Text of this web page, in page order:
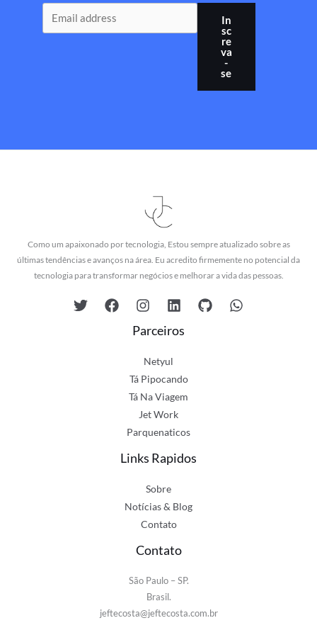
In
sc
re
va
-
se
Como um apaixonado por tecnologia, Estou sempre atualizado sobre as
últimas tendências e avanços na área. Eu acredito firmemente no potencial da
tecnologia para transformar negócios e melhorar a vida das pessoas.
Parceiros
Netyul
Tá Pipocando
Tá Na Viagem
Jet Work
Parquenaticos
Links Rapidos
Sobre
Notícias & Blog
Contato
Contato
São Paulo – SP.
Brasil.
jeftecosta@jeftecosta.com.br